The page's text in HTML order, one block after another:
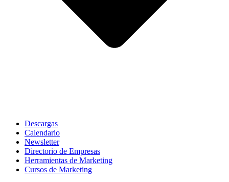
Descargas
Calendario
Newsletter
Directorio de Empresas
Herramientas de Marketing
Cursos de Marketing